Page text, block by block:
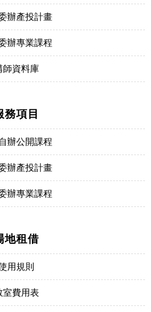
辦產投計畫
辦專業課程
師資料庫
務項目
辦公開課程
辦產投計畫
辦專業課程
地租借
用規則
室費用表